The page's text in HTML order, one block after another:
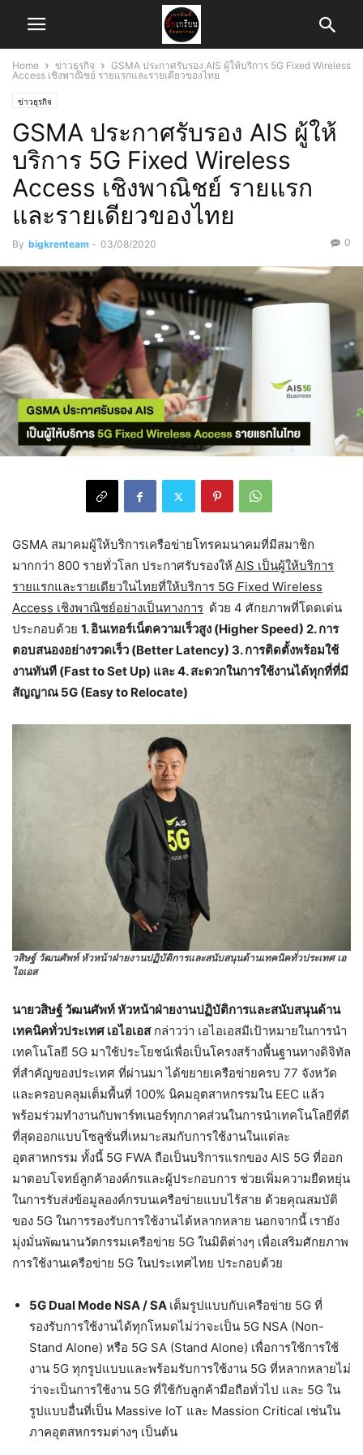
Home ข่าวธุรกิจ
GSMA ประกาศรับรอง AIS ผู้ให้บริการ 5G Fixed Wireless
Access เชิงพาณิชย์ รายแรกและรายเดียวของไทย
ข่าวธุรกิจ
GSMA ประกาศรับรอง AIS ผู้ให้
บริการ 5G Fixed Wireless
Access เชิงพาณิชย์ รายแรก
และรายเดียวของไทย
By bigkrenteam - 03/08/2020 0
GSMA สมาคมผู้ให้บริการเครือข่ายโทรคมนาคมที่มีสมาชิก
มากกว่า 800 รายทั่วโลก ประกาศรับรองให้ AIS เป็นผู้ให้บริการ
รายแรกและรายเดียวในไทยที่ให้บริการ 5G Fixed Wireless
Access เชิงพาณิชย์อย่างเป็นทางการ ด้วย 4 ศักยภาพที่โดดเด่น
ประกอบด้วย 1. อินเทอร์เน็ตความเร็วสูง (Higher Speed) 2. การ
ตอบสนองอย่างรวดเร็ว (Better Latency) 3. การติดตั้งพร้อมใช้
งานทันที (Fast to Set Up) และ 4. สะดวกในการใช้งานได้ทุกที่ที่มี
สัญญาณ 5G (Easy to Relocate)
วสิษฐ์ วัฒนศัพท์ หัวหน้าฝ่ายงานปฏิบัติการและสนับสนุนด้านเทคนิคทั่วประเทศ เอ
ไอเอส
นายวสิษฐ์ วัฒนศัพท์ หัวหน้าฝ่ายงานปฏิบัติการและสนับสนุนด้าน
เทคนิคทั่วประเทศ เอไอเอสกล่าวว่า เอไอเอสมีเป้าหมายในการนำ
เทคโนโลยี 5G มาใช้ประโยชน์เพื่อเป็นโครงสร้างพื้นฐานทางดิจิทัล
ที่สำคัญของประเทศ ที่ผ่านมา ได้ขยายเครือข่ายครบ 77 จังหวัด
และครอบคลุมเต็มพื้นที่ 100% นิคมอุตสาหกรรมใน EEC แล้ว
พร้อมร่วมทำงานกับพาร์ทเนอร์ทุกภาคส่วนในการนำเทคโนโลยีที่ดี
ที่สุดออกแบบโซลูชั่นที่เหมาะสมกับการใช้งานในแต่ละ
อุตสาหกรรม ทั้งนี้ 5G FWA ถือเป็นบริการแรกของ AIS 5G ที่ออก
มาตอบโจทย์ลูกค้าองค์กรและผู้ประกอบการ ช่วยเพิ่มความยืดหยุ่น
ในการรับส่งข้อมูลองค์กรบนเครือข่ายแบบไร้สาย ด้วยคุณสมบัติ
ของ 5G ในการรองรับการใช้งานได้หลากหลาย นอกจากนี้ เรายัง
มุ่งมั่นพัฒนานวัตกรรมเครือข่าย 5G ในมิติต่างๆ เพื่อเสริมศักยภาพ
การใช้งานเครือข่าย 5G ในประเทศไทย ประกอบด้วย
5G Dual Mode NSA / SA เต็มรูปแบบกับเครือข่าย 5G ที่
รองรับการใช้งานได้ทุกโหมดไม่ว่าจะเป็น 5G NSA (Non-
Stand Alone) หรือ 5G SA (Stand Alone) เพื่อการใช้การใช้
งาน 5G ทุกรูปแบบและพร้อมรับการใช้งาน 5G ที่หลากหลายไม่
ว่าจะเป็นการใช้งาน 5G ที่ใช้กับลูกค้ามือถือทั่วไป และ 5G ใน
รูปแบบอื่นที่เป็น Massive IoT และ Massion Critical เช่นใน
ภาคอุตสหกรรมต่างๆ เป็นต้น